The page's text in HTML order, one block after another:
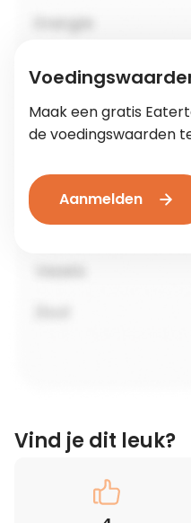
Maak een gratis
de voedingswaarden
Aanmelden
Vind je dit leuk?